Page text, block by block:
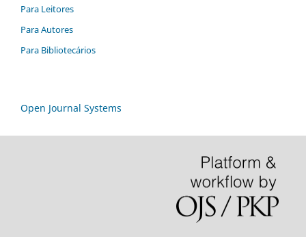
Para Leitores
Para Autores
Para Bibliotecários
Open Journal Systems